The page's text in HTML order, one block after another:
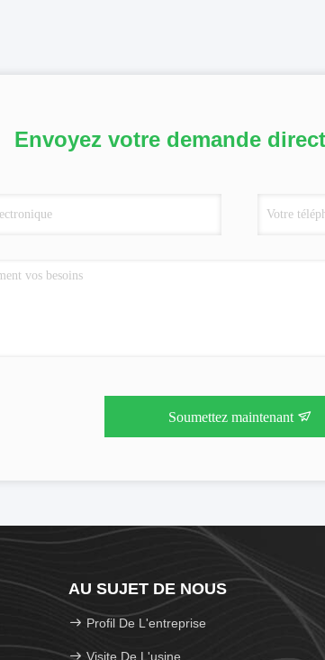
Envoyez votre demande
Soumettez maintenant
AU SUJET DE NOUS
Profil De L'entreprise
Visite De L'usine